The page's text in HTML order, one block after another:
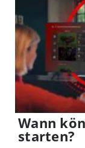
Wann
starten?